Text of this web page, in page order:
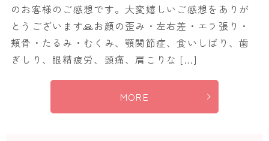
のお客様のご感想です。大変嬉しいご感想をありが
とうございます🙏お顔の歪み・左右差・エラ張り・
頬骨・たるみ・むくみ、顎関節症、食いしばり、歯
ぎしり、眼精疲労、頭痛、肩こりな […]
MORE